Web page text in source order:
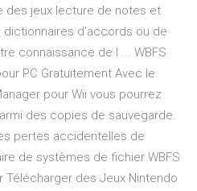
des jeux lecture de notes et
d'accords ou de
connaissance de l ... WBFS
PC Gratuitement Avec le
pour Wii vous pourrez
des copies de sauvegarde.
pertes accidentelles de
de systèmes de fichier WBFS
Télécharger des Jeux Nintendo